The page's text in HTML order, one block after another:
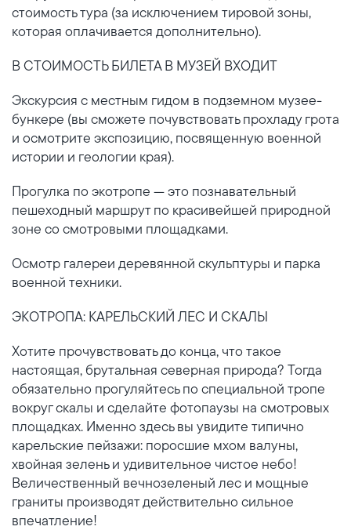
стоимость тура (за исключением тировой зоны,
которая оплачивается дополнительно).
В СТОИМОСТЬ БИЛЕТА В МУЗЕЙ ВХОДИТ
Экскурсия с местным гидом в подземном музее-
бункере (вы сможете почувствовать прохладу грота
и осмотрите экспозицию, посвященную военной
истории и геологии края).
Прогулка по экотропе — это познавательный
пешеходный маршрут по красивейшей природной
зоне со смотровыми площадками.
Осмотр галереи деревянной скульптуры и парка
военной техники.
ЭКОТРОПА: КАРЕЛЬСКИЙ ЛЕС И СКАЛЫ
Хотите прочувствовать до конца, что такое
настоящая, брутальная северная природа? Тогда
обязательно прогуляйтесь по специальной тропе
вокруг скалы и сделайте фотопаузы на смотровых
площадках. Именно здесь вы увидите типично
карельские пейзажи: поросшие мхом валуны,
хвойная зелень и удивительное чистое небо!
Величественный вечнозеленый лес и мощные
граниты производят действительно сильное
впечатление!